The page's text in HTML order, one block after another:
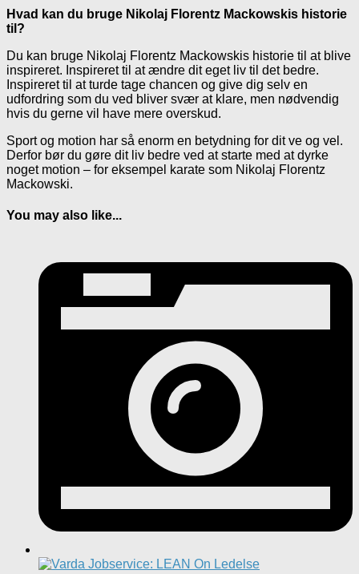
Hvad kan du bruge Nikolaj Florentz Mackowskis historie
til?
Du kan bruge Nikolaj Florentz Mackowskis historie til at blive
inspireret. Inspireret til at ændre dit eget liv til det bedre.
Inspireret til at turde tage chancen og give dig selv en
udfordring som du ved bliver svær at klare, men nødvendig
hvis du gerne vil have mere overskud.
Sport og motion har så enorm en betydning for dit ve og vel.
Derfor bør du gøre dit liv bedre ved at starte med at dyrke
noget motion – for eksempel karate som Nikolaj Florentz
Mackowski.
You may also like...